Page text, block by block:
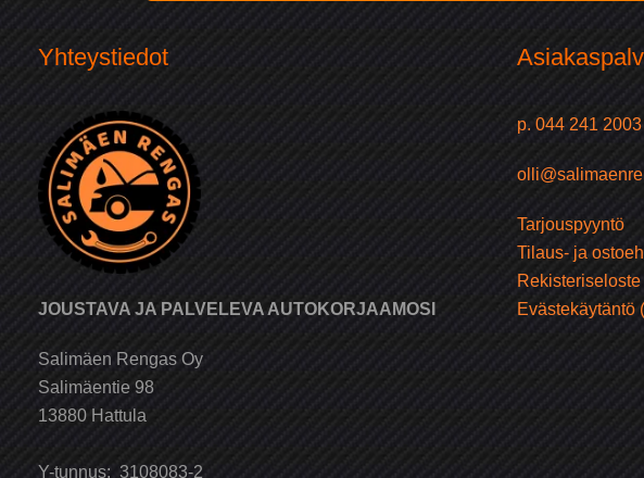
Yhteystiedot
JOUSTAVA JA PALVELEVA AUTOKORJAAMOSI
Salimäen Rengas Oy
Salimäentie 98
13880 Hattula
Y-tunnus: 3108083-2
p. 044 241 2003
Tarjouspyyntö
Tilaus- ja
Rekisteriseloste
Evästekäytäntö